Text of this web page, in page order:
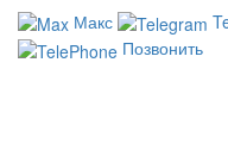
Макс
Позвонить